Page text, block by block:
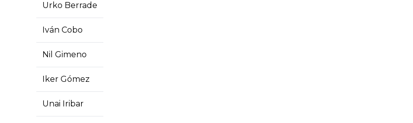
Urko Berrade
Iván Cobo
Nil Gimeno
Iker Gómez
Unai Iribar